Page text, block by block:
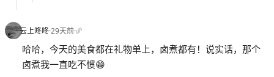
云上咚咚·29天前·
哈哈，今天的美食都在礼物单上，卤煮都有！说实话，那个
卤煮我一直吃不惯😁